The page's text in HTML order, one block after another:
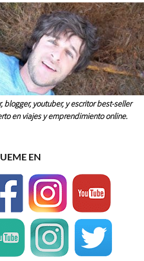
blogger, youtuber, y escritor best-seller
en viajes y emprendimiento online.
EN